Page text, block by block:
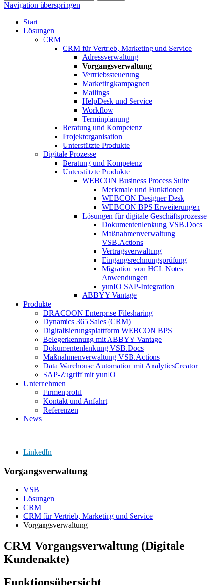
Navigation überspringen
Start
Lösungen
CRM
CRM für Vertrieb, Marketing und Service
Adressverwaltung
Vorgangsverwaltung
Vertriebssteuerung
Marketingkampagnen
Mailings
HelpDesk und Service
Workflow
Terminplanung
Beratung und Kompetenz
Projektorganisation
Unterstützte Produkte
Digitale Prozesse
Beratung und Kompetenz
Unterstützte Produkte
WEBCON Business Process Suite
Merkmale und Funktionen
WEBCON Designer Desk
WEBCON BPS Erweiterungen
Lösungen für digitale Geschäftsprozesse
Dokumentenlenkung VSB.Docs
Maßnahmenverwaltung
VSB.Actions
Vertragsverwaltung
Eingangsrechnungs­prüfung
Migration von HCL Notes
Anwendungen
yunIO SAP-Integration
ABBYY Vantage
Produkte
DRACOON Enterprise Filesharing
Dynamics 365 Sales (CRM)
Digitalisierungsplattform WEBCON BPS
Belegerkennung mit ABBYY Vantage
Dokumentenlenkung VSB.Docs
Maßnahmenverwaltung VSB.Actions
Data Warehouse Automation mit AnalyticsCreator
SAP-Zugriff mit yunIO
Unternehmen
Firmenprofil
Kontakt und Anfahrt
Referenzen
News
LinkedIn
Vorgangsverwaltung
VSB
Lösungen
CRM
CRM für Vertrieb, Marketing und Service
Vorgangsverwaltung
CRM Vorgangsverwaltung (Digitale
Kundenakte)
Funktionsübersicht